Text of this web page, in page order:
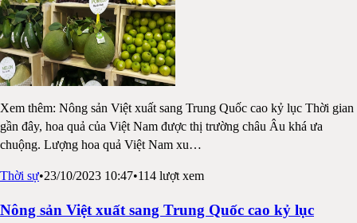
Xem thêm: Nông sản Việt xuất sang Trung Quốc cao kỷ lục Thời gian
gần đây, hoa quả của Việt Nam được thị trường châu Âu khá ưa
chuộng. Lượng hoa quả Việt Nam xu…
Thời sự•23/10/2023 10:47•114 lượt xem
Nông sản Việt xuất sang Trung Quốc cao kỷ lục